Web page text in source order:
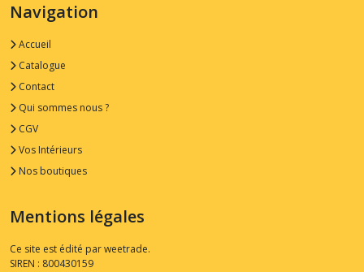
Navigation
Accueil
Catalogue
Contact
Qui sommes nous ?
CGV
Vos Intérieurs
Nos boutiques
Mentions légales
Ce site est édité par weetrade.
SIREN : 800430159